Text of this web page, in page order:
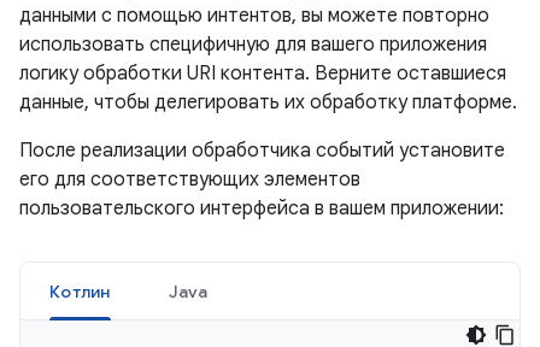
данными с помощью интентов, вы можете повторно
использовать специфичную для вашего приложения
логику обработки URI контента. Верните оставшиеся
данные, чтобы делегировать их обработку платформе.
После реализации обработчика событий установите
его для соответствующих элементов
пользовательского интерфейса в вашем приложении:
Котлин Java